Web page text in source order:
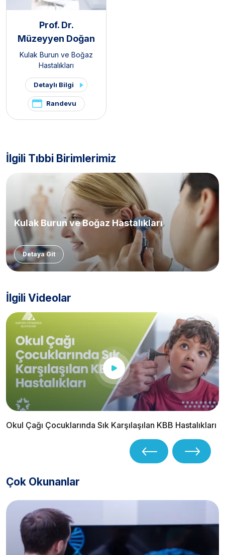
Prof. Dr.
Müzeyyen Doğan
Kulak Burun ve Boğaz
Hastalıkları
Detaylı Bilgi
Randevu
İlgili Tıbbi Birimlerimiz
Kulak Burun ve Boğaz Hastalıkları
Detaya Git
İlgili Videolar
Okul Çağı Çocuklarında Sık Karşılaşılan KBB Hastalıkları
Çok Okunanlar